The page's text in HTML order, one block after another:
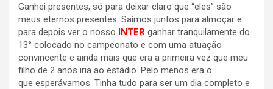
Ganhei presentes, só para deixar claro que “eles” são
meus eternos presentes. Saímos juntos para almoçar e
para depois ver o nosso INTER ganhar tranquilamente do
13° colocado no campeonato e com uma atuação
convincente e ainda mais que era a primeira vez que meu
filho de 2 anos iria ao estádio. Pelo menos era o
que esperávamos. Tinha tudo para ser um dia completo e